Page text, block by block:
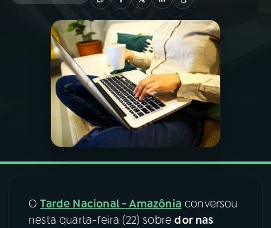
PROGRAMAS
PODCASTS
VIDEOCASTS
FESTIVAL DE MÚSICA
OTarde Nacional - Amazônia conversou
nesta quarta-feira (22) sobredor nas